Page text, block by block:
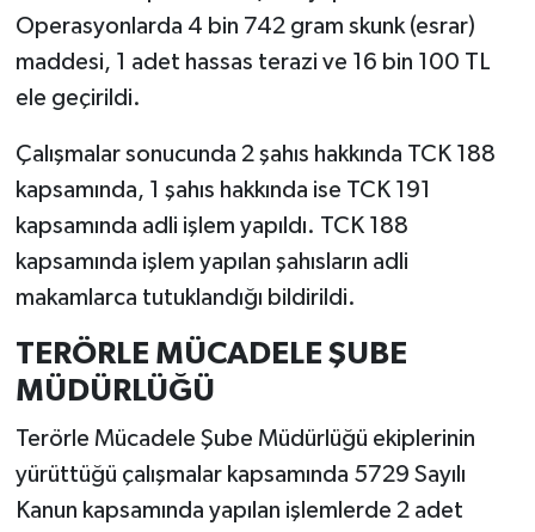
Operasyonlarda 4 bin 742 gram skunk (esrar)
maddesi, 1 adet hassas terazi ve 16 bin 100 TL
ele geçirildi.
Çalışmalar sonucunda 2 şahıs hakkında TCK 188
kapsamında, 1 şahıs hakkında ise TCK 191
kapsamında adli işlem yapıldı. TCK 188
kapsamında işlem yapılan şahısların adli
makamlarca tutuklandığı bildirildi.
TERÖRLE MÜCADELE ŞUBE
MÜDÜRLÜĞÜ
Terörle Mücadele Şube Müdürlüğü ekiplerinin
yürüttüğü çalışmalar kapsamında 5729 Sayılı
Kanun kapsamında yapılan işlemlerde 2 adet